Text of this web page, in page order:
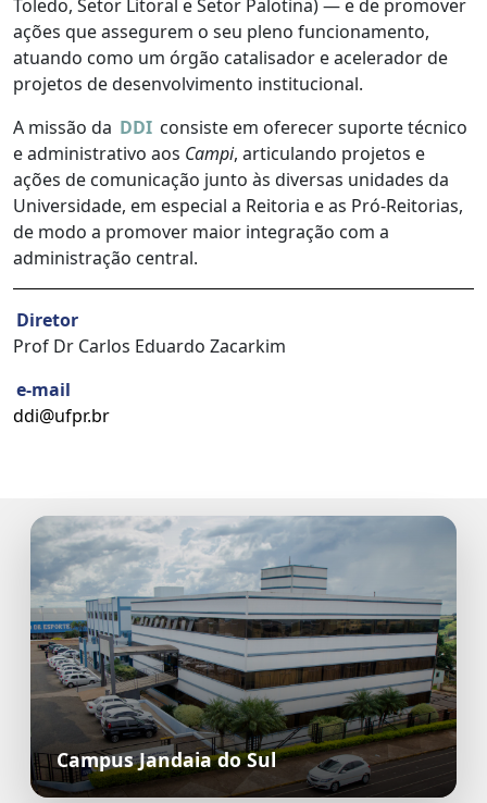
Toledo, Setor Litoral e Setor Palotina) — e de promover
ações que assegurem o seu pleno funcionamento,
atuando como um órgão catalisador e acelerador de
projetos de desenvolvimento institucional.
A missão da DDI consiste em oferecer suporte técnico
e administrativo aos Campi, articulando projetos e
ações de comunicação junto às diversas unidades da
Universidade, em especial a Reitoria e as Pró-Reitorias,
de modo a promover maior integração com a
administração central.
Diretor
Prof Dr Carlos Eduardo Zacarkim
e-mail
ddi@ufpr.br
Campus Jandaia do Sul